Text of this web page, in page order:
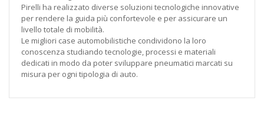
Pirelli ha realizzato diverse soluzioni tecnologiche innovative
per rendere la guida più confortevole e per assicurare un
livello totale di mobilità.
Le migliori case automobilistiche condividono la loro
conoscenza studiando tecnologie, processi e materiali
dedicati in modo da poter sviluppare pneumatici marcati su
misura per ogni tipologia di auto.